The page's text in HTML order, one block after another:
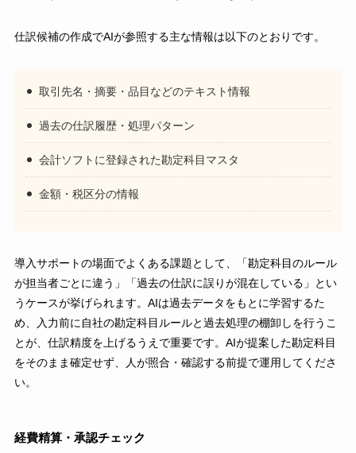
仕訳候補の作成でAIが参照する主な情報は以下のとおりです。
取引先名・摘要・品目などのテキスト情報
過去の仕訳履歴・処理パターン
会計ソフトに登録された勘定科目マスタ
金額・税区分の情報
導入サポートの場面でよくある課題として、「勘定科目のルール
が担当者ごとに違う」「過去の仕訳に誤りが混在している」とい
うケースが挙げられます。AIは過去データをもとに学習するた
め、入力前に自社の勘定科目ルールと過去処理の棚卸しを行うこ
とが、仕訳精度を上げるうえで重要です。AIが提案した勘定科目
をそのまま確定せず、人が照合・確認する前提で運用してくださ
い。
経費精算・承認チェック